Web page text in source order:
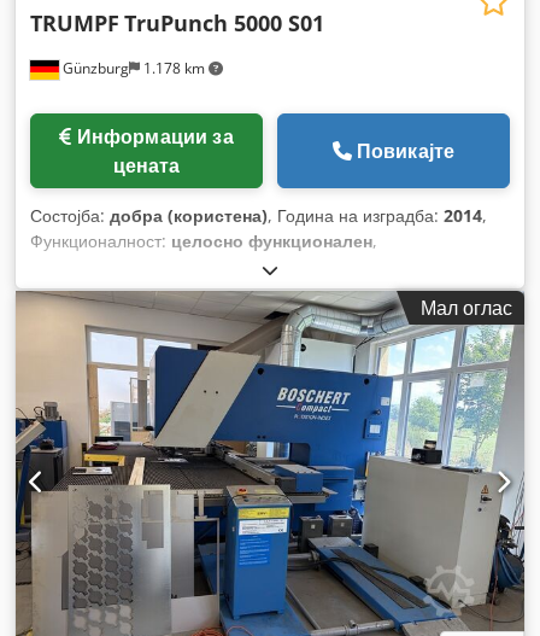
Günzburg 1.178 km
TRUMPF TruPunch 5000 S01
цената
Повикајте
Состојба: добра (користена), Година на изградба: 2014,
Функционалност: целосно функционален,
Мал оглас